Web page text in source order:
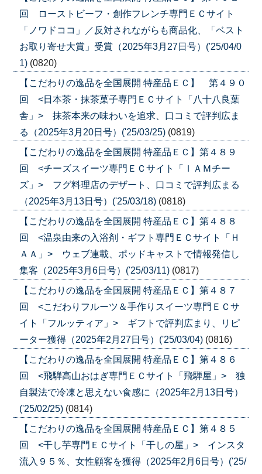
回 ローストビーフ・創作フレンチ専門ＥＣサイト
「ノワドココ」／反対されながらも商品化、「ベスト
お取り寄せ大賞」受賞（2025年3月27日号）('25/04/0
1) (0820)
【こだわりの逸品を全国展開 特産品ＥＣ】 第４９０
回 <日本茶・抹茶菓子専門ＥＣサイト「八十八良葉
舎」> 抹茶本来の味わいを追求、口コミで評判広ま
る（2025年3月20日号）('25/03/25) (0819)
【こだわりの逸品を全国展開 特産品ＥＣ】第４８９
回 <チーズスイーツ専門ＥＣサイト「ＩＡＭチー
ズ」> フグ料理店のデザート、口コミで評判広まる
（2025年3月13日号）('25/03/18) (0818)
【こだわりの逸品を全国展開 特産品ＥＣ】第４８８
回 <温泉由来の入浴剤・ギフト専門ＥＣサイト「Ｈ
ＡＡ」> ウェブ連載、ポッドキャストで情報発信し
集客（2025年3月6日号）('25/03/11) (0817)
【こだわりの逸品を全国展開 特産品ＥＣ】第４８７
回 <こだわりフルーツ＆手作りスイーツ専門ＥＣサ
イト「フルッティア」> ギフトで評判広まり、リピ
ーター獲得（2025年2月27日号）('25/03/04) (0816)
【こだわりの逸品を全国展開 特産品ＥＣ】第４８６
回 <飛騨高山おはぎ専門ＥＣサイト「飛騨屋」> 独
自製法で冷凍と思えない食感に（2025年2月13日号）
('25/02/25) (0814)
【こだわりの逸品を全国展開 特産品ＥＣ】第４８５
回 <干し芋専門ＥＣサイト「干しの屋」> インスタ
流入９５％、女性顧客を獲得（2025年2月6日号）('25/